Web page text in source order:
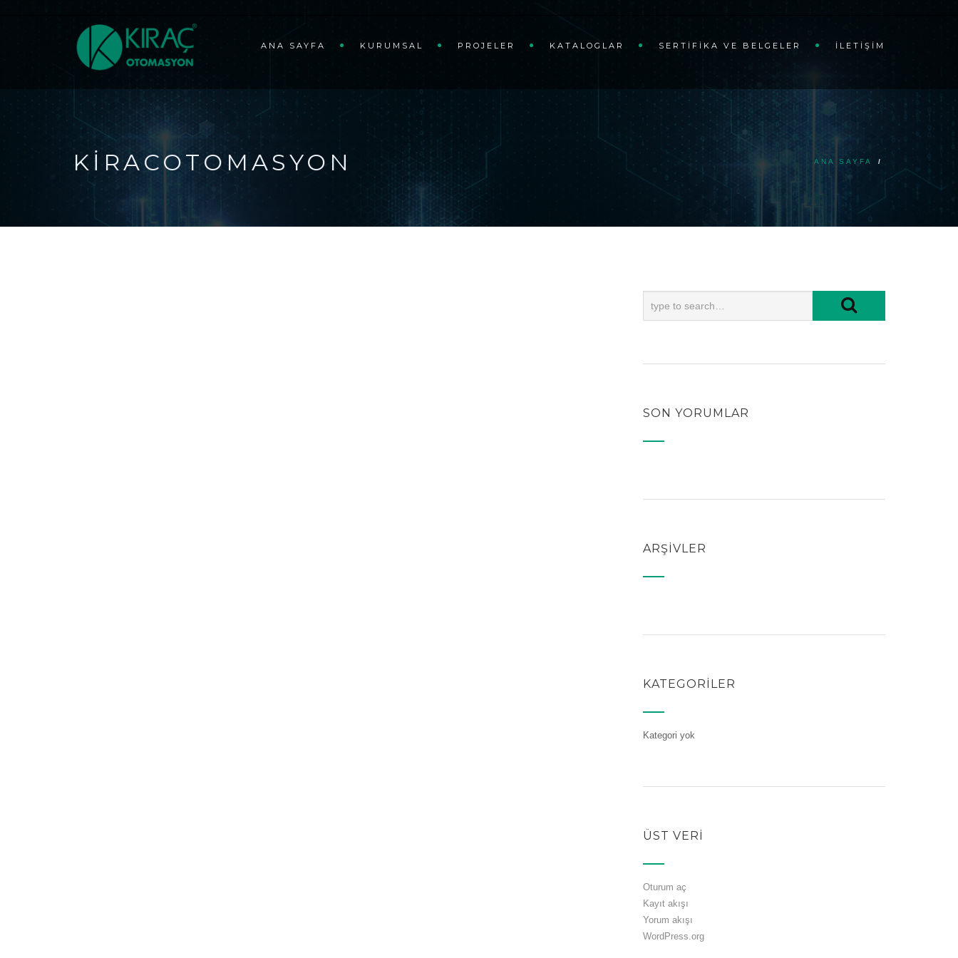
ANA SAYFA KURUMSAL PROJELER KATALOGLAR SERTIFIKA VE BELGELER İLETIŞIM
KIRACOTOMASYON ANA SAYFA /
SON YORUMLAR
ARŞIVLER
KATEGORILER
Kategori yok
ÜST VERI
Oturum aç
Kayıt akışı
Yorum akışı
WordPress.org